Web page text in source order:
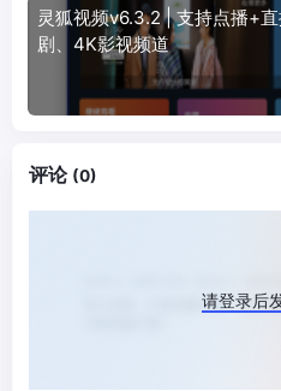
灵狐视频v6.3.2 | 支持点播+
剧、4K影视频道
评论 (0)
请登录后